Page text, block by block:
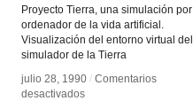
Proyecto Tierra, una simulación por
ordenador de la vida artificial.
Visualización del entorno virtual del
simulador de la Tierra
julio 28, 1990 / Comentarios
desactivadosen
julio 28, 1990 / Comentarios
desactivadosen